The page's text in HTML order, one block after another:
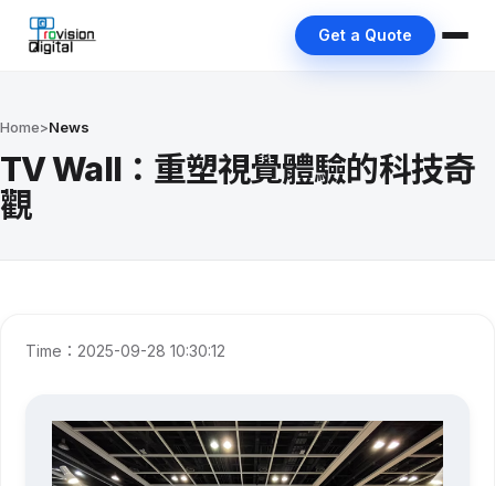
Get a Quote
Home>News
TV Wall：重塑視覺體驗的科技奇
觀
Time：2025-09-28 10:30:12